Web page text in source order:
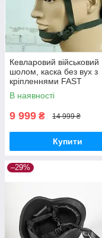
Кевларовий військовий
шолом, каска без вух з
кріпленнями FAST
В наявності
9 999 ₴ 14 999 ₴
Купити
–29%